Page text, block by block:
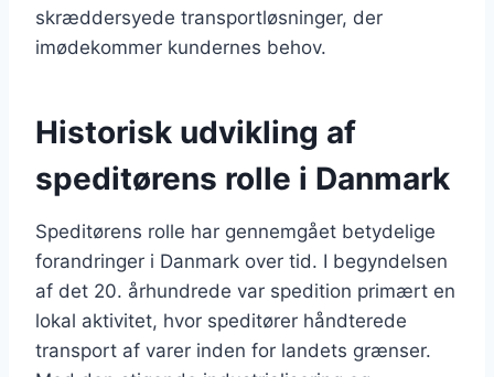
skræddersyede transportløsninger, der
imødekommer kundernes behov.
Historisk udvikling af
speditørens rolle i Danmark
Speditørens rolle har gennemgået betydelige
forandringer i Danmark over tid. I begyndelsen
af det 20. århundrede var spedition primært en
lokal aktivitet, hvor speditører håndterede
transport af varer inden for landets grænser.